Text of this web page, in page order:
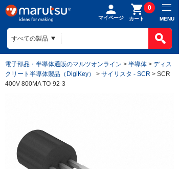
マイページ カート
0
MENU
電子部品・半導体通販のマルツオンライン > 半導体 > ディス
クリート半導体製品（DigiKey）
> サイリスタ - SCR > SCR
400V 800MA TO-92-3